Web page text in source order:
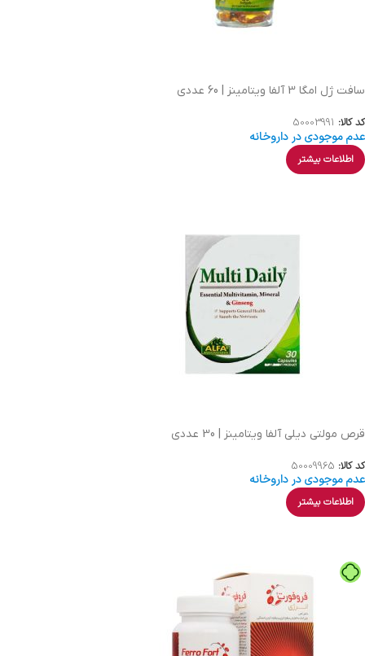
سافت ژل امگا 3 آلفا ویتامینز | 60 عددی
کد کالا: 50003991
عدم موجودی در داروخانه
اطلاعات بیشتر
قرص مولتی دیلی آلفا ویتامینز | 30 عددی
کد کالا: 50009965
عدم موجودی در داروخانه
اطلاعات بیشتر